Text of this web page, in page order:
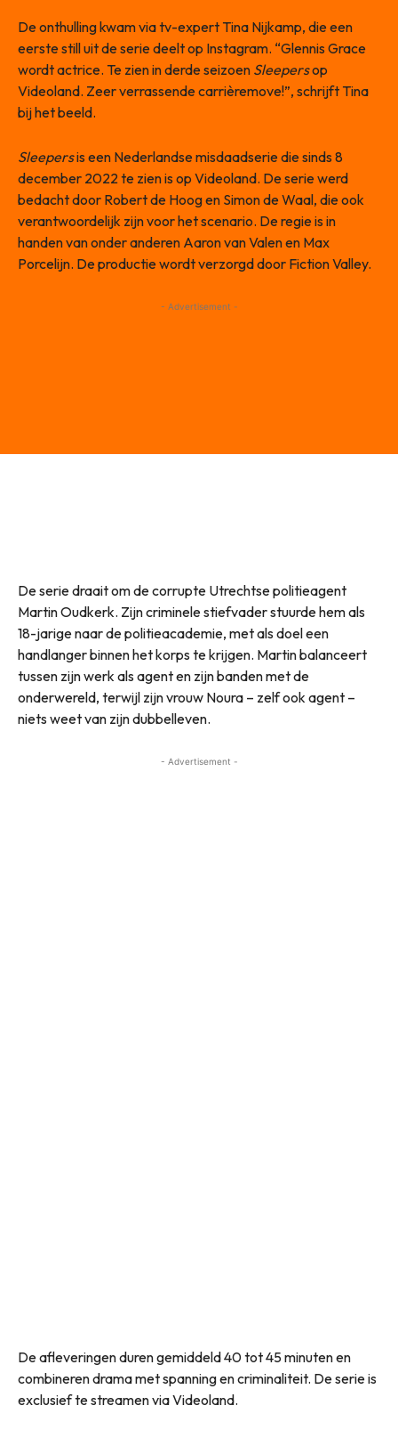
De onthulling kwam via tv-expert Tina Nijkamp, die een
eerste still uit de serie deelt op Instagram. “Glennis Grace
wordt actrice. Te zien in derde seizoen Sleepersop
Videoland. Zeer verrassende carrièremove!”, schrijft Tina
bij het beeld.
Sleepersis een Nederlandse misdaadserie die sinds 8
december 2022 te zien is op Videoland. De serie werd
bedacht door Robert de Hoog en Simon de Waal, die ook
verantwoordelijk zijn voor het scenario. De regie is in
handen van onder anderen Aaron van Valen en Max
Porcelijn. De productie wordt verzorgd door Fiction Valley.
- Advertisement -
De serie draait om de corrupte Utrechtse politieagent
Martin Oudkerk. Zijn criminele stiefvader stuurde hem als
18-jarige naar de politieacademie, met als doel een
handlanger binnen het korps te krijgen. Martin balanceert
tussen zijn werk als agent en zijn banden met de
onderwereld, terwijl zijn vrouw Noura – zelf ook agent –
niets weet van zijn dubbelleven.
- Advertisement -
De afleveringen duren gemiddeld 40 tot 45 minuten en
combineren drama met spanning en criminaliteit. De serie is
exclusief te streamen via Videoland.